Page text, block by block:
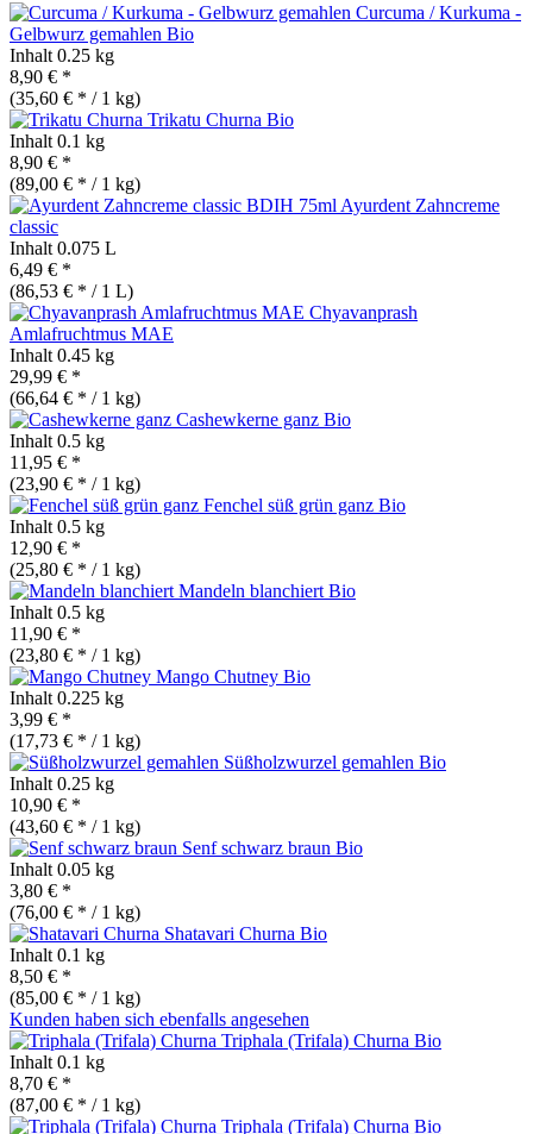
Curcuma / Kurkuma -
Gelbwurz gemahlen Bio
Inhalt 0.25 kg
8,90 € *
(35,60 € * / 1 kg)
Trikatu Churna Bio
Inhalt 0.1 kg
8,90 € *
(89,00 € * / 1 kg)
Ayurdent Zahncreme
classic
Inhalt 0.075 L
6,49 € *
(86,53 € * / 1 L)
Chyavanprash
Amlafruchtmus MAE
Inhalt 0.45 kg
29,99 € *
(66,64 € * / 1 kg)
Cashewkerne ganz Bio
Inhalt 0.5 kg
11,95 € *
(23,90 € * / 1 kg)
Fenchel süß grün ganz Bio
Inhalt 0.5 kg
12,90 € *
(25,80 € * / 1 kg)
Mandeln blanchiert Bio
Inhalt 0.5 kg
11,90 € *
(23,80 € * / 1 kg)
Mango Chutney Bio
Inhalt 0.225 kg
3,99 € *
(17,73 € * / 1 kg)
Süßholzwurzel gemahlen Bio
Inhalt 0.25 kg
10,90 € *
(43,60 € * / 1 kg)
Senf schwarz braun Bio
Inhalt 0.05 kg
3,80 € *
(76,00 € * / 1 kg)
Shatavari Churna Bio
Inhalt 0.1 kg
8,50 € *
(85,00 € * / 1 kg)
Kunden haben sich ebenfalls angesehen
Triphala (Trifala) Churna Bio
Inhalt 0.1 kg
8,70 € *
(87,00 € * / 1 kg)
Triphala (Trifala) Churna Bio